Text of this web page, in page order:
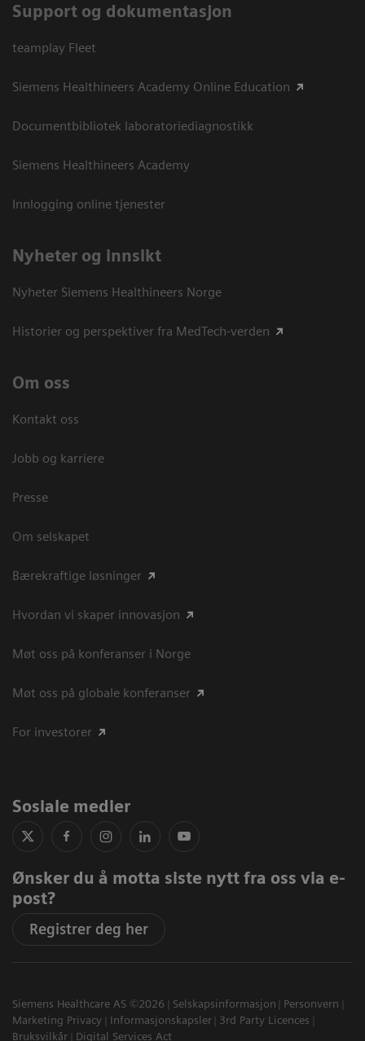
Support og dokumentasjon
teamplay Fleet
Siemens Healthineers Academy Online Education
Documentbibliotek laboratoriediagnostikk
Siemens Healthineers Academy
Innlogging online tjenester
Nyheter og innsikt
Nyheter Siemens Healthineers Norge
Historier og perspektiver fra MedTech-verden
Om oss
Kontakt oss
Jobb og karriere
Presse
Om selskapet
Bærekraftige løsninger
Hvordan vi skaper innovasjon
Møt oss på konferanser i Norge
Møt oss på globale konferanser
For investorer
Sosiale medier
Ønsker du å motta siste nytt fra oss via e-
post?
Registrer deg her
Siemens Healthcare AS ©2026 Selskapsinformasjon
Personvern
Marketing Privacy
Informasjonskapsler
3rd Party Licences
Bruksvilkår
Digital Services Act